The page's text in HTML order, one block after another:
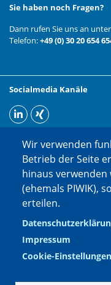
Sie haben noch Fragen?
Dann rufen Sie uns an unter
Telefon:+49 (0) 30 20 654
Socialmedia Kanäle
Wir verwenden
Betrieb der Seite
hinaus
(ehemals PIWIK),
erteilen.
Impressum
Cookie-Einstellungen